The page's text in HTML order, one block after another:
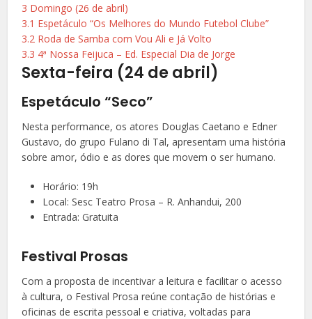
3 Domingo (26 de abril)
3.1 Espetáculo “Os Melhores do Mundo Futebol Clube”
3.2 Roda de Samba com Vou Ali e Já Volto
3.3 4ª Nossa Feijuca – Ed. Especial Dia de Jorge
Sexta-feira (24 de abril)
Espetáculo “Seco”
Nesta performance, os atores Douglas Caetano e Edner
Gustavo, do grupo Fulano di Tal, apresentam uma história
sobre amor, ódio e as dores que movem o ser humano.
Horário: 19h
Local: Sesc Teatro Prosa – R. Anhandui, 200
Entrada: Gratuita
Festival Prosas
Com a proposta de incentivar a leitura e facilitar o acesso
à cultura, o Festival Prosa reúne contação de histórias e
oficinas de escrita pessoal e criativa, voltadas para